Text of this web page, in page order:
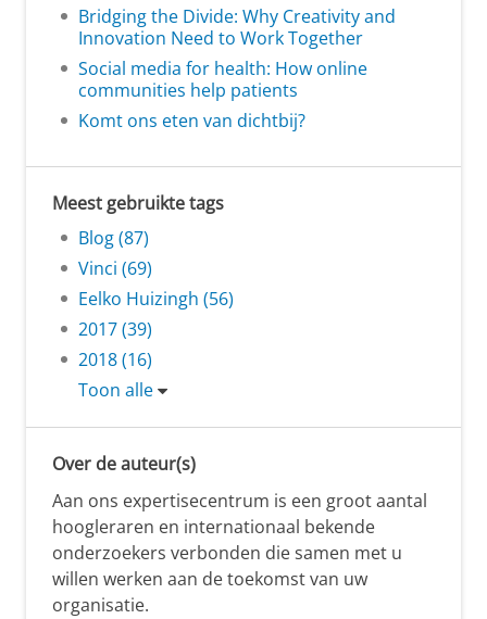
Bridging the Divide: Why Creativity and
Innovation Need to Work Together
Social media for health: How online
communities help patients
Komt ons eten van dichtbij?
Meest gebruikte tags
Blog (87)
Vinci (69)
Eelko Huizingh (56)
2017 (39)
2018 (16)
Toon alle
Over de auteur(s)
Aan ons expertisecentrum is een groot aantal
hoogleraren en internationaal bekende
onderzoekers verbonden die samen met u
willen werken aan de toekomst van uw
organisatie.